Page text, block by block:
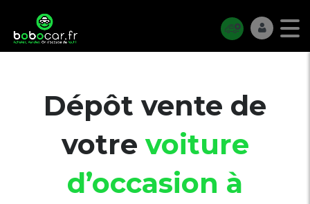
Dépôt vente de
votrevoiture
d’occasion à